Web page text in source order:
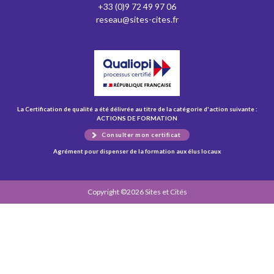
+33 (0)9 72 49 97 06
reseau@sites-cites.fr
La Certification de qualité a été délivrée au titre de la catégorie d'action suivante :
ACTIONS DE FORMATION
Consulter mon certificat
Agrément pour dispenser de la formation aux élus locaux
Copyright ©2026 Sites et Cités